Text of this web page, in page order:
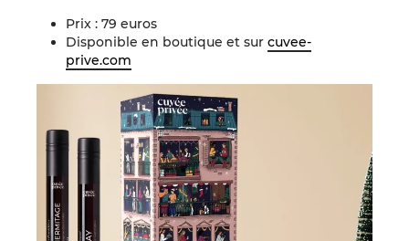
Prix : 79 euros
Disponible en boutique et sur cuvee-
prive.com